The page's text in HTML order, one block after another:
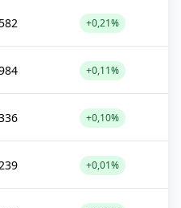
+0,21%
+0,11%
+0,10%
+0,01%